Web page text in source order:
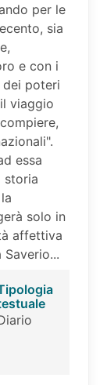
per le
sia
e con i
poteri
viaggio
essa
storia
solo in
affettiva